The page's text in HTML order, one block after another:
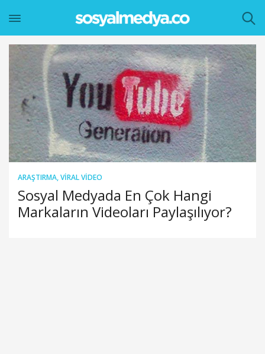
ARAŞTIRMA,VIRAL VIDEO
Sosyal Medyada En Çok Hangi
Markaların Videoları Paylaşılıyor?